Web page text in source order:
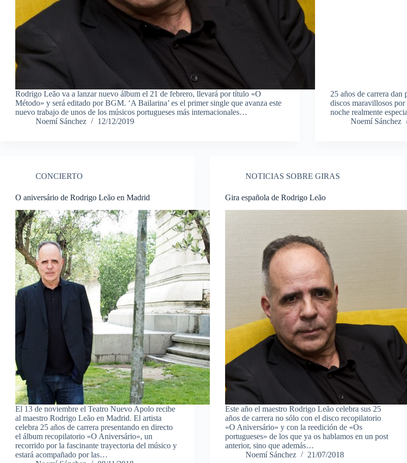
Rodrigo Leão va a lanzar nuevo álbum el 21 de febrero, llevará por título «O
Método» y será editado por BGM. ‘A Bailarina’ es el primer single que avanza este
nuevo trabajo de unos de los músicos portugueses más internacionales…
Noemí Sánchez
12/12/2019
25 años de carrera
discos maravillosos
noche realmente
Noemí Sánchez
CONCIERTO
O aniversário de Rodrigo Leão en Madrid
El 13 de noviembre el Teatro Nuevo Apolo recibe
al maestro Rodrigo Leão en Madrid. El artista
celebra 25 años de carrera presentando en directo
el álbum recopilatorio «O Aniversário», un
recorrido por la fascinante trayectoria del músico y
estará acompañado por las…
NOTICIAS SOBRE GIRAS
Gira española de Rodrigo Leão
Este año el maestro Rodrigo Leão celebra sus 25
años de carrera no sólo con el disco recopilatorio
«O Aniversário» y con la reedición de «Os
portugueses» de los que ya os hablamos en un post
anterior, sino que además…
Noemí Sánchez
21/07/2018